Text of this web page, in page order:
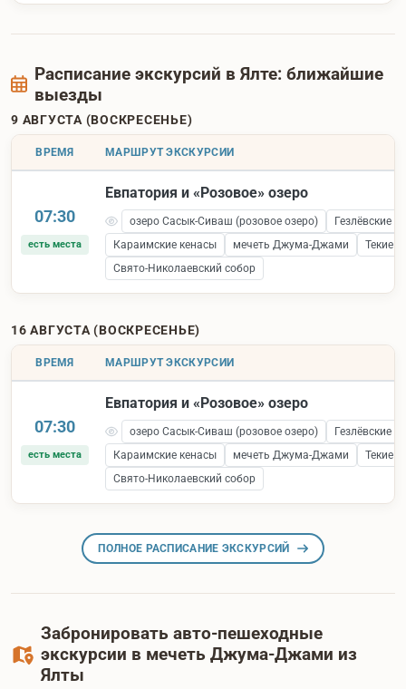
Расписание экскурсий в Ялте: ближайшие
выезды
9 АВГУСТА (ВОСКРЕСЕНЬЕ)
ВРЕМЯ МАРШРУТ ЭКСКУРСИИ
07:30
есть места
Евпатория и «Розовое» озеро
озеро Сасык-Сиваш (розовое озеро)
Гезлёвские
Караимские кенасы
мечеть Джума-Джами
Текие
Свято-Николаевский собор
16 АВГУСТА (ВОСКРЕСЕНЬЕ)
ВРЕМЯ МАРШРУТ ЭКСКУРСИИ
07:30
есть места
Евпатория и «Розовое» озеро
озеро Сасык-Сиваш (розовое озеро)
Гезлёвские
Караимские кенасы
мечеть Джума-Джами
Текие
Свято-Николаевский собор
ПОЛНОЕ РАСПИСАНИЕ ЭКСКУРСИЙ
Забронировать авто-пешеходные
экскурсии в мечеть Джума-Джами из
Ялты